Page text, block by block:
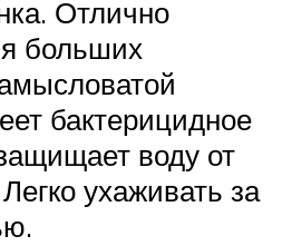
Отлично
больших
бактерицидное
воду от
ухаживать за